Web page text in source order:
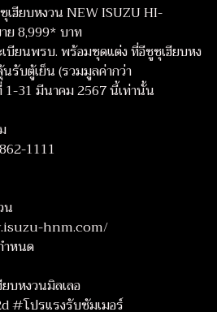
เฮียบหงวน NEW ISUZU HI-
ย 8,999* บาท
ยนพรบ. พร้อมชุดแต่ง ที่อีซูซุเฮียบหง
รับตู้เย็น (รวมมูลค่ากว่า
31 มีนาคม 2567 นี้เท่านั้น
1111
น
hnm.com/
ำหนด
บหงวนมิลเลอ
#โปรแรงรับซัมเมอร์